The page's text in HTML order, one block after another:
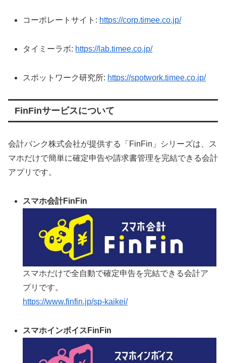
コーポレートサイト: https://corp.timee.co.jp/
タイミーラボ: https://lab.timee.co.jp/
スポットワーク研究所: https://spotwork.timee.co.jp/
FinFinサービスについて
会計バンク株式会社が提供する「FinFin」シリーズは、ス
マホだけで簡単に確定申告や請求書管理を完結できる会計
アプリです。
スマホ会計FinFin
スマホだけで全自動で確定申告を完結できる会計ア
プリです。
https://www.finfin.jp/sp-kaikei/
スマホインボイスFinFin